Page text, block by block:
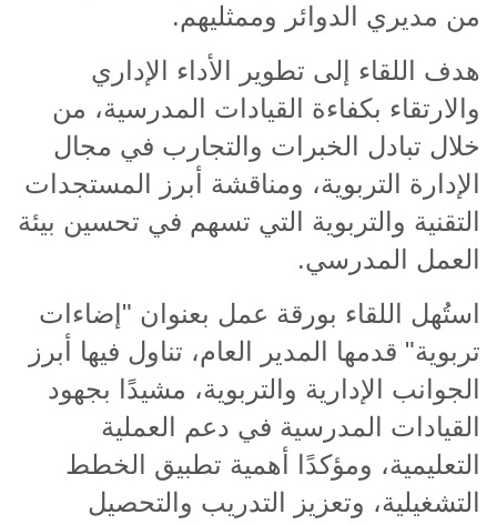
من مديري الدوائر وممثليهم.
هدف اللقاء إلى تطوير الأداء الإداري
والارتقاء بكفاءة القيادات المدرسية، من
خلال تبادل الخبرات والتجارب في مجال
الإدارة التربوية، ومناقشة أبرز المستجدات
التقنية والتربوية التي تسهم في تحسين بيئة
العمل المدرسي.
استُهل اللقاء بورقة عمل بعنوان "إضاءات
تربوية" قدمها المدير العام، تناول فيها أبرز
الجوانب الإدارية والتربوية، مشيدًا بجهود
القيادات المدرسية في دعم العملية
التعليمية، ومؤكدًا أهمية تطبيق الخطط
التشغيلية، وتعزيز التدريب والتحصيل